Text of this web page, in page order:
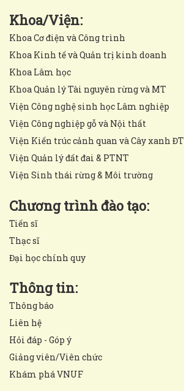
Khoa/Viện:
Khoa Cơ điện và Công trình
Khoa Kinh tế và Quản trị kinh doanh
Khoa Lâm học
Khoa Quản lý Tài nguyên rừng và MT
Viện Công nghệ sinh học Lâm nghiệp
Viện Công nghiệp gỗ và Nội thất
Viện Kiến trúc cảnh quan và Cây xanh ĐT
Viện Quản lý đất đai & PTNT
Viện Sinh thái rừng & Môi trường
Chương trình đào tạo:
Tiến sĩ
Thạc sĩ
Đại học chính quy
Thông tin:
Thông báo
Liên hệ
Hỏi đáp - Góp ý
Giảng viên/Viên chức
Khám phá VNUF